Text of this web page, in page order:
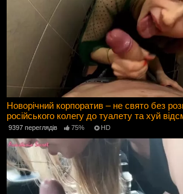
Новорічний корпоратив – не свято без
російського колегу до туалету та хуй
9397 переглядів 75% HD